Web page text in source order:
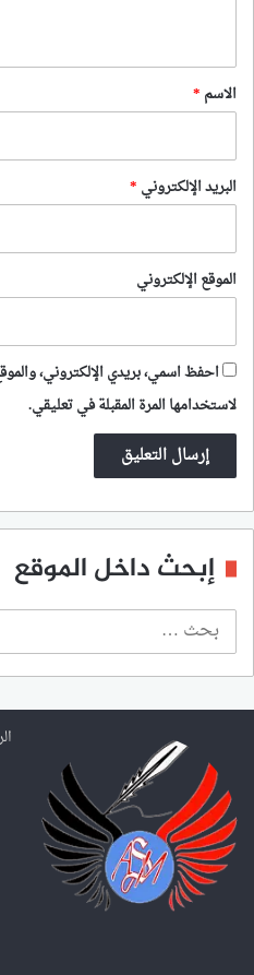
*
الاسم *
البريد الإلكتروني *
الموقع الإلكتروني
احفظ اسمي، بريدي الإلكتروني،
لاستخدامها المرة المقبلة في تعليقي.
إبحث داخل الموقع